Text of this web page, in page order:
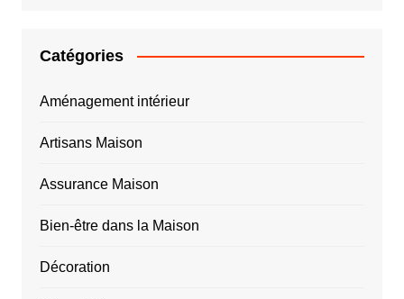
Catégories
Aménagement intérieur
Artisans Maison
Assurance Maison
Bien-être dans la Maison
Décoration